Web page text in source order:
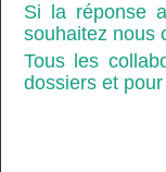
Si la réponse
souhaitez nous
Tous les
dossiers et